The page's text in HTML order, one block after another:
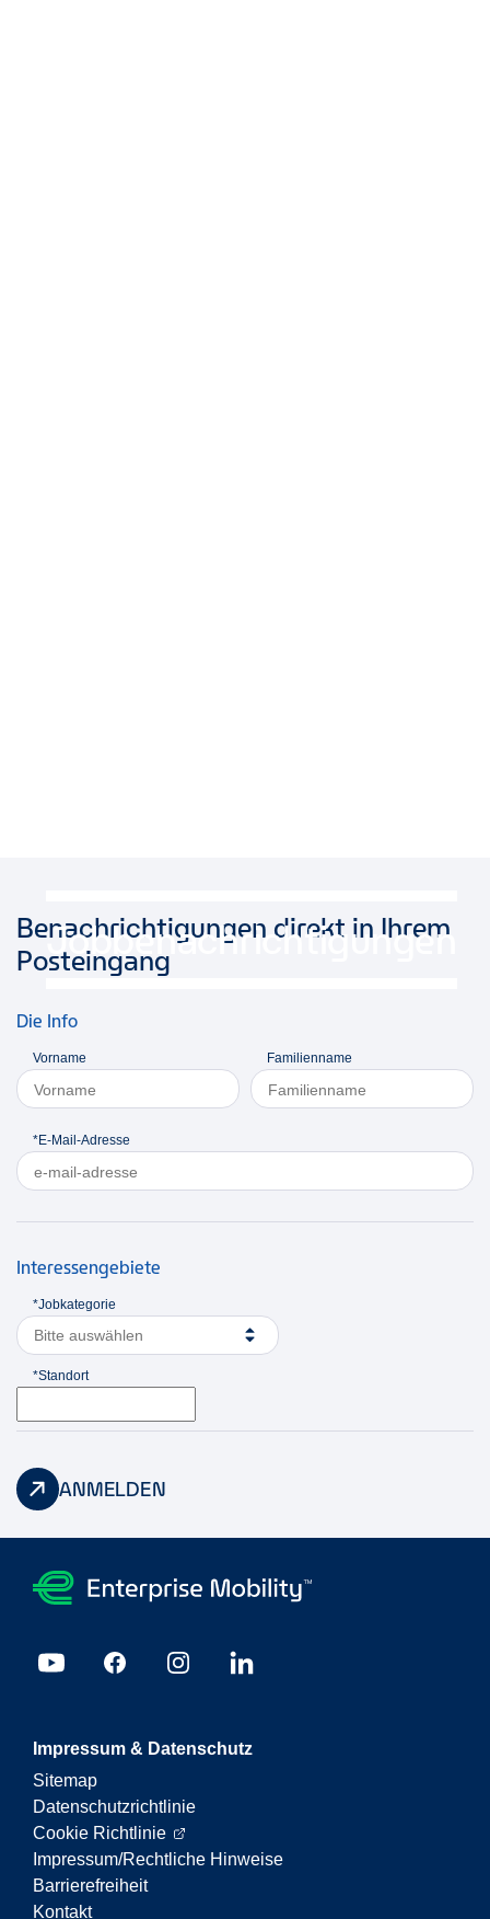
Jobbenachrichtigungen
Benachrichtigungen direkt in Ihrem
Posteingang
Die Info
Vorname Familienname
*E-Mail-Adresse
Interessengebiete
*Jobkategorie
Bitte auswählen
*Standort
ANMELDEN
Impressum & Datenschutz
Sitemap
Datenschutzrichtlinie
Cookie Richtlinie
Impressum/Rechtliche Hinweise
Barrierefreiheit
Kontakt